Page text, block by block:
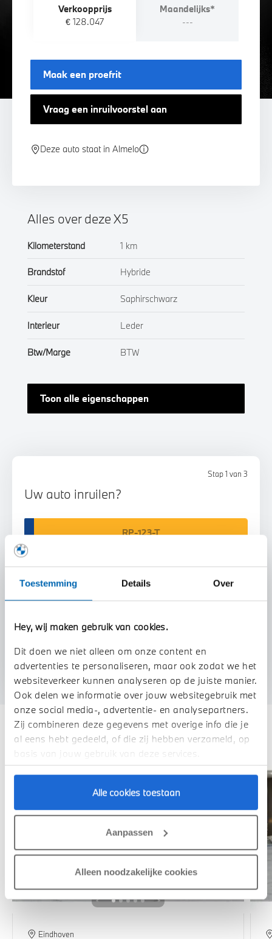
Toestemming Details Over
Hey, wij maken gebruik van cookies.
Dit doen we niet alleen om onze content en
advertenties te personaliseren, maar ook zodat we het
websiteverkeer kunnen analyseren op de juiste manier.
Ook delen we informatie over jouw websitegebruik met
onze social media-, advertentie- en analysepartners.
Zij combineren deze gegevens met overige info die je
al eens hebt gedeeld, of die zij hebben verzameld, op
basis van jouw gebruik van deze services.
Alle cookies toestaan
Aanpassen
Alleen noodzakelijke cookies
Verkoopprijs
€ 128.047
Maandelijks*
---
Maak een proefrit
Vraag een inruilvoorstel aan
Deze auto staat in Almelo
Stap 1 van 3
Uw auto inruilen?
U vertelt meer over uw auto
We verrekenen de waarde van uw auto
Alles over deze X5
Kilometerstand 1 km
Brandstof Hybride
Kleur Saphirschwarz
Interieur Leder
Btw/Marge BTW
Toon alle eigenschappen
Deze zijn vergelijkbaar
Eindhoven